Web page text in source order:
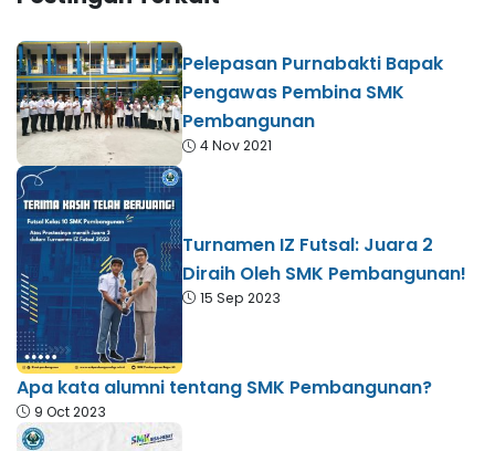
Pelepasan Purnabakti Bapak
Pengawas Pembina SMK
Pembangunan
4 Nov 2021
Turnamen IZ Futsal: Juara 2
Diraih Oleh SMK Pembangunan!
15 Sep 2023
Apa kata alumni tentang SMK Pembangunan?
9 Oct 2023